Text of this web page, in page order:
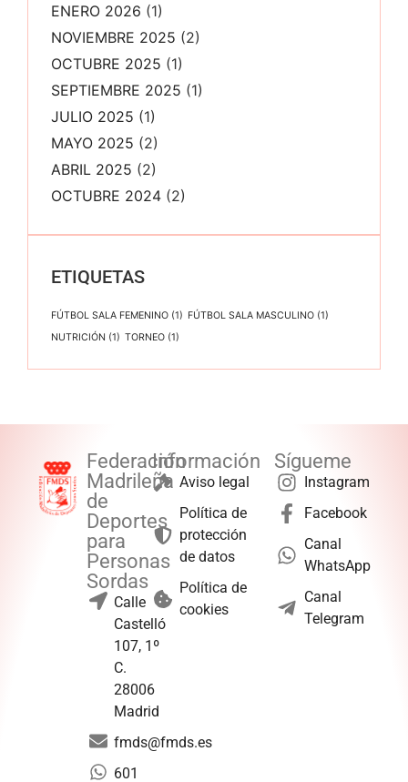
ENERO 2026 (1)
NOVIEMBRE 2025 (2)
OCTUBRE 2025 (1)
SEPTIEMBRE 2025 (1)
JULIO 2025 (1)
MAYO 2025 (2)
ABRIL 2025 (2)
OCTUBRE 2024 (2)
ETIQUETAS
FÚTBOL SALA FEMENINO (1) FÚTBOL SALA MASCULINO (1)
NUTRICIÓN (1) TORNEO (1)
Federación
Madrileña
de
Deportes
para
Personas
Sordas
Calle
Castelló
107, 1º
C.
28006
Madrid
fmds@fmds.es
601
Información
Aviso legal
Política de
protección
de datos
Política de
cookies
Sígueme
Instagram
Facebook
Canal
WhatsApp
Canal
Telegram